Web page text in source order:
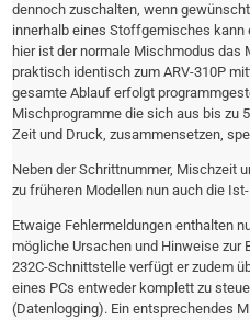
dennoch zuschalten, wenn
innerhalb eines Stoffgemisches
hier ist der normale Mischmodus das
praktisch identisch zum ARV-310P
gesamte Ablauf erfolgt
Mischprogramme die sich aus bis zu
Zeit und Druck, zusammensetzen,
Neben der Schrittnummer, Mischzeit
zu früheren Modellen nun auch die
Etwaige Fehlermeldungen enthalten
mögliche Ursachen und Hinweise zur
232C-Schnittstelle verfügt er zudem
eines PCs entweder komplett zu
(Datenlogging). Ein entsprechendes